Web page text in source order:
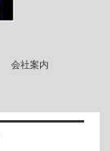
会社案内